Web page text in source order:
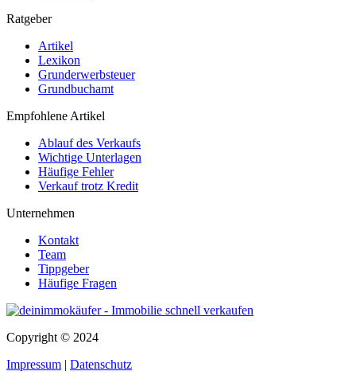
Ratgeber
Artikel
Lexikon
Grunderwerbsteuer
Grundbuchamt
Empfohlene Artikel
Ablauf des Verkaufs
Wichtige Unterlagen
Häufige Fehler
Verkauf trotz Kredit
Unternehmen
Kontakt
Team
Tippgeber
Häufige Fragen
Copyright © 2024
Impressum | Datenschutz